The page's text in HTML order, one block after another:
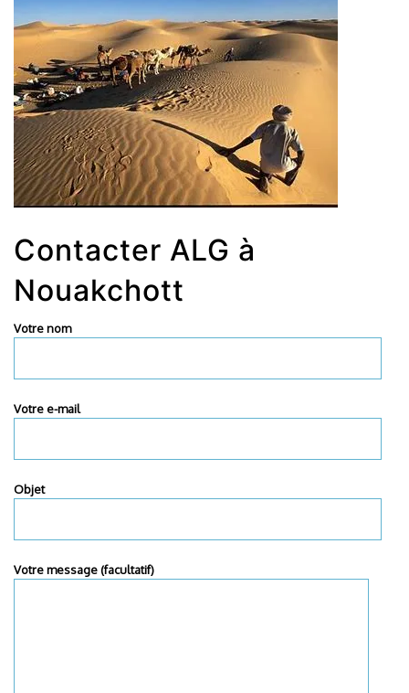
Contacter ALG à
Nouakchott
Votre nom
Votre e-mail
Objet
Votre message (facultatif)